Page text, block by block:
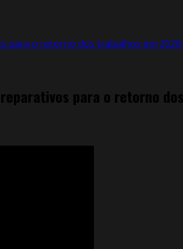
para o retorno dos trabalhos em 2020.
para o retorno